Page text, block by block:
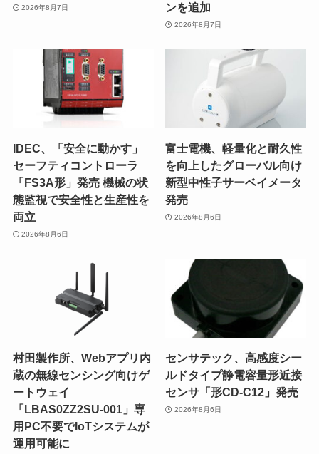
2026年8月7日
ンを追加
2026年8月7日
IDEC、「安全に動かす」
セーフティコントローラ
「FS3A形」発売 機械の状
態監視で安全性と生産性を
両立
2026年8月6日
富士電機、軽量化と耐久性
を向上したグローバル向け
新型中性子サーベイメータ
発売
2026年8月6日
村田製作所、Webアプリ内
蔵の無線センシング向けゲ
ートウェイ
「LBAS0ZZ2SU-001」専
用PC不要でIoTシステムが
運用可能に
センサテック、高感度シー
ルドタイプ静電容量形近接
センサ「形CD-C12」発売
2026年8月6日